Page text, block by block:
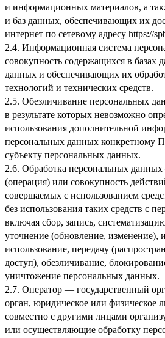
и информационных материалов, а
и баз данных, обеспечивающих их
интернет по сетевому адресу https://
2.4. Информационная система
совокупность содержащихся в базах
данных и обеспечивающих их
технологий и технических средств.
2.5. Обезличивание персональных
в результате которых невозможно
использования дополнительной
персональных данных конкретному
субъекту персональных данных.
2.6. Обработка персональных
(операция) или совокупность
совершаемых с использованием
без использования таких средств с
включая сбор, запись,
уточнение (обновление, изменение),
использование, передачу
доступ), обезличивание,
уничтожение персональных данных.
2.7. Оператор — государственный
орган, юридическое или физическое
совместно с другими лицами
или осуществляющие обработку